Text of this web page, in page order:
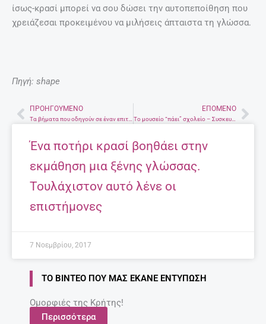
ίσως-κρασί μπορεί να σου δώσει την αυτοπεποίθηση που
χρειάζεσαι προκειμένου να μιλήσεις άπταιστα τη γλώσσα.
Πηγή: shape
PrevΠΡΟΗΓΟΎΜΕΝΟ
Τα βήματα που οδηγούν σε έναν επιτυχημένο γάμο
ΕΠΌΜΕΝΟ
Το μουσείο “πάει” σχολείο – Συσκευή με δανειστικό υλικό και παιχνίδι από το Ίδρυμα Ε. Βενιζέλος
Ένα ποτήρι κρασί βοηθάει στην
εκμάθηση μια ξένης γλώσσας.
Τουλάχιστον αυτό λένε οι
επιστήμονες
7 Νοεμβρίου, 2017
ΤΟ ΒΊΝΤΕΟ ΠΟΥ ΜΑΣ ΈΚΑΝΕ ΕΝΤΎΠΩΣΗ
Ομορφιές της Κρήτης!
Περισσότερα